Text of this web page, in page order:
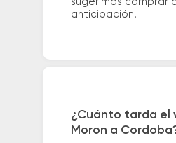
anticipación.
¿Cuánto tarda el
Moron a